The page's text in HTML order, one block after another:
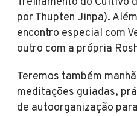
por Thupten Jinpa).
encontro especial com
outro com a própria
Teremos também
meditações guiadas,
de autoorganização